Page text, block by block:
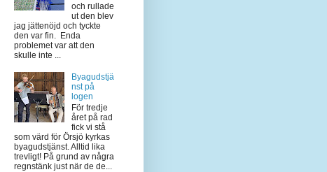
och rullade
ut den blev
jag jättenöjd och tyckte
den var fin. Enda
problemet var att den
skulle inte ...
Byagudstjä
nst på
logen
För tredje
året på rad
fick vi stå
som värd för Örsjö kyrkas
byagudstjänst. Alltid lika
trevligt! På grund av några
regnstänk just när de de...